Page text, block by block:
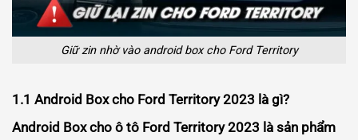
Giữ zin nhờ vào android box cho Ford Territory
1.1 Android Box cho Ford Territory 2023 là gì?
Android Box cho ô tô Ford Territory 2023 là sản phẩm